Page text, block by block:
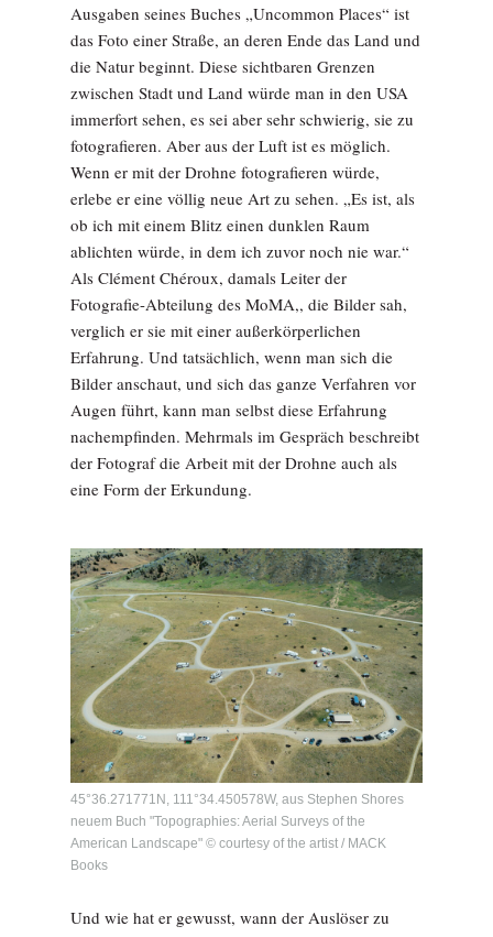
Ausgaben seines Buches „Uncommon Places“ ist
das Foto einer Straße, an deren Ende das Land und
die Natur beginnt. Diese sichtbaren Grenzen
zwischen Stadt und Land würde man in den USA
immerfort sehen, es sei aber sehr schwierig, sie zu
fotografieren. Aber aus der Luft ist es möglich.
Wenn er mit der Drohne fotografieren würde,
erlebe er eine völlig neue Art zu sehen. „Es ist, als
ob ich mit einem Blitz einen dunklen Raum
ablichten würde, in dem ich zuvor noch nie war.“
Als Clément Chéroux, damals Leiter der
Fotografie-Abteilung des MoMA,, die Bilder sah,
verglich er sie mit einer außerkörperlichen
Erfahrung. Und tatsächlich, wenn man sich die
Bilder anschaut, und sich das ganze Verfahren vor
Augen führt, kann man selbst diese Erfahrung
nachempfinden. Mehrmals im Gespräch beschreibt
der Fotograf die Arbeit mit der Drohne auch als
eine Form der Erkundung.
45°36.271771N, 111°34.450578W, aus Stephen Shores
neuem Buch "Topographies: Aerial Surveys of the
American Landscape" © courtesy of the artist / MACK
Books
Und wie hat er gewusst, wann der Auslöser zu